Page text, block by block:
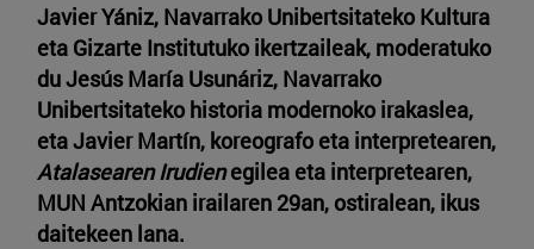
Javier Yániz, Navarrako Unibertsitateko Kultura
eta Gizarte Institutuko ikertzaileak, moderatuko
du Jesús María Usunáriz, Navarrako
Unibertsitateko historia modernoko irakaslea,
eta Javier Martín, koreografo eta interpretearen,
Atalasearen Irudienegilea eta interpretearen,
MUN Antzokian irailaren 29an, ostiralean, ikus
daitekeen lana.